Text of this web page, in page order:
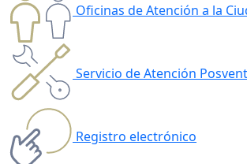
Oficinas de Atención a la
Servicio de Atención
Registro electrónico